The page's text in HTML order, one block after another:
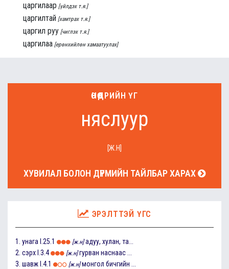
царгилаар [үйлдэх т.я.]
царгилтай [хамтрах т.я.]
царгил руу [чиглэх т.я.]
царгилаа [ерөнхийлөн хамаатуулах]
ӨНӨӨДРИЙН ҮГ
няслуур
[Ж.Н]
ХУВИЛАЛ БОЛОН ДҮРМИЙН ТАЙЛБАР ХАРАХ
ЭРЭЛТТЭЙ ҮГС
1. унага I.25.1 [ж.н] адуу, хулан, та...
2. сэрх I.3.4 [ж.н] гурван наснаас ...
3. шавж I.4.1 [ж.н] монгол бичгийн ...